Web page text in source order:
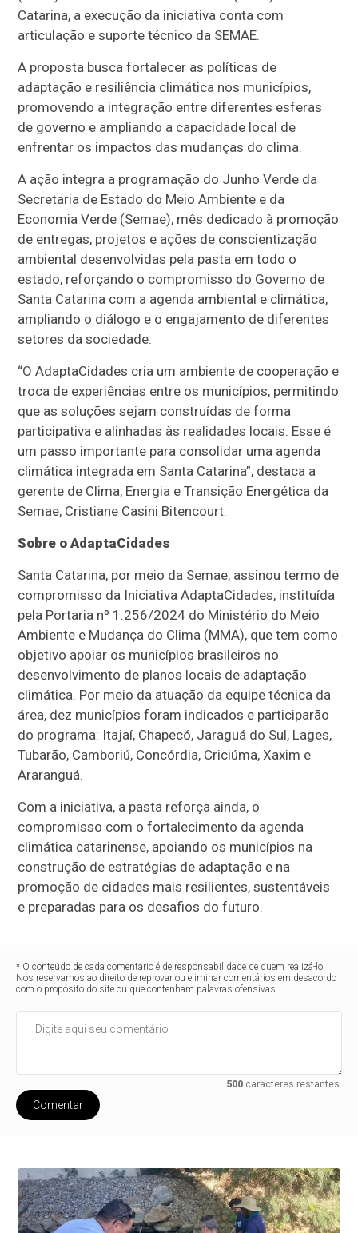
Catarina, a execução da iniciativa conta com
articulação e suporte técnico da SEMAE.
A proposta busca fortalecer as políticas de
adaptação e resiliência climática nos municípios,
promovendo a integração entre diferentes esferas
de governo e ampliando a capacidade local de
enfrentar os impactos das mudanças do clima.
A ação integra a programação do Junho Verde da
Secretaria de Estado do Meio Ambiente e da
Economia Verde (Semae), mês dedicado à promoção
de entregas, projetos e ações de conscientização
ambiental desenvolvidas pela pasta em todo o
estado, reforçando o compromisso do Governo de
Santa Catarina com a agenda ambiental e climática,
ampliando o diálogo e o engajamento de diferentes
setores da sociedade.
“O AdaptaCidades cria um ambiente de cooperação e
troca de experiências entre os municípios, permitindo
que as soluções sejam construídas de forma
participativa e alinhadas às realidades locais. Esse é
um passo importante para consolidar uma agenda
climática integrada em Santa Catarina”, destaca a
gerente de Clima, Energia e Transição Energética da
Semae, Cristiane Casini Bitencourt.
Sobre o AdaptaCidades
Santa Catarina, por meio da Semae, assinou termo de
compromisso da Iniciativa AdaptaCidades, instituída
pela Portaria nº 1.256/2024 do Ministério do Meio
Ambiente e Mudança do Clima (MMA), que tem como
objetivo apoiar os municípios brasileiros no
desenvolvimento de planos locais de adaptação
climática. Por meio da atuação da equipe técnica da
área, dez municípios foram indicados e participarão
do programa: Itajaí, Chapecó, Jaraguá do Sul, Lages,
Tubarão, Camboriú, Concórdia, Criciúma, Xaxim e
Araranguá.
Com a iniciativa, a pasta reforça ainda, o
compromisso com o fortalecimento da agenda
climática catarinense, apoiando os municípios na
construção de estratégias de adaptação e na
promoção de cidades mais resilientes, sustentáveis
e preparadas para os desafios do futuro.
* O conteúdo de cada comentário é de responsabilidade de quem realizá-lo.
Nos reservamos ao direito de reprovar ou eliminar comentários em desacordo
com o propósito do site ou que contenham palavras ofensivas.
500caracteres restantes.
Comentar